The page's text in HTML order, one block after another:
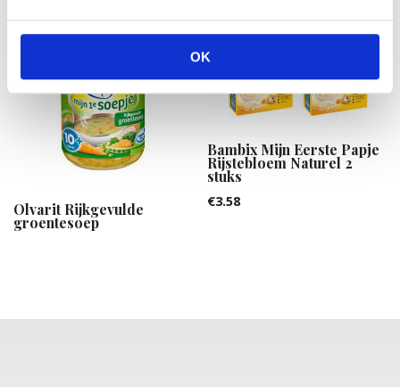
OK
Olvarit Rijkgevulde
groentesoep
Bambix Mijn Eerste Papje
Rijstebloem Naturel 2
stuks
€3.58